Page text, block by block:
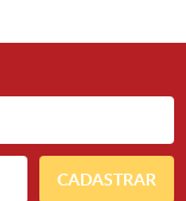
CADASTRAR